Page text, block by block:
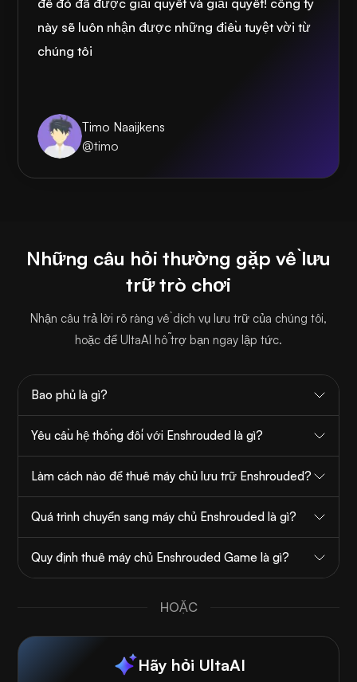
đề đó đã được giải quyết và giải quyết! công ty
này sẽ luôn nhận được những điều tuyệt vời từ
chúng tôi
Timo Naaijkens
@timo
Những câu hỏi thường gặp về lưu
trữ trò chơi
Nhận câu trả lời rõ ràng về dịch vụ lưu trữ của chúng tôi,
hoặc để UltaAI hỗ trợ bạn ngay lập tức.
Bao phủ là gì?
Yêu cầu hệ thống đối với Enshrouded là gì?
Làm cách nào để thuê máy chủ lưu trữ Enshrouded?
Quá trình chuyển sang máy chủ Enshrouded là gì?
Quy định thuê máy chủ Enshrouded Game là gì?
HOẶC
Hãy hỏi UltaAI